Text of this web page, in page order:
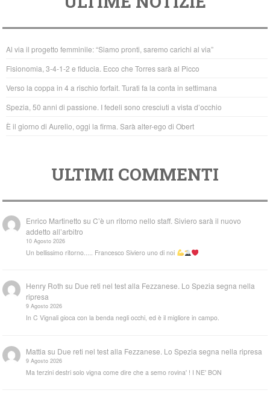
e
b
o
o
k
er s
A
p
p
Al via il progetto femminile: “Siamo pronti, saremo carichi al via”
Fisionomia, 3-4-1-2 e fiducia. Ecco che Torres sarà al Picco
Verso la coppa in 4 a rischio forfait. Turati fa la conta in settimana
Spezia, 50 anni di passione. I fedeli sono cresciuti a vista d’occhio
È il giorno di Aurelio, oggi la firma. Sarà alter-ego di Obert
ULTIMI COMMENTI
Enrico Martinetto suC’è un ritorno nello staff. Siviero sarà il nuovo
addetto all’arbitro
10 Agosto 2026
Un bellissimo ritorno..... Francesco Siviero uno di noi
Henry Roth su Due reti nel test alla Fezzanese. Lo Spezia segna nella
ripresa
9 Agosto 2026
In C Vignali gioca con la benda negli occhi, ed è il migliore in campo.
Mattia su Due reti nel test alla Fezzanese. Lo Spezia segna nella ripresa
9 Agosto 2026
Ma terzini destri solo vigna come dire che a semo rovina' ! I NE' BON